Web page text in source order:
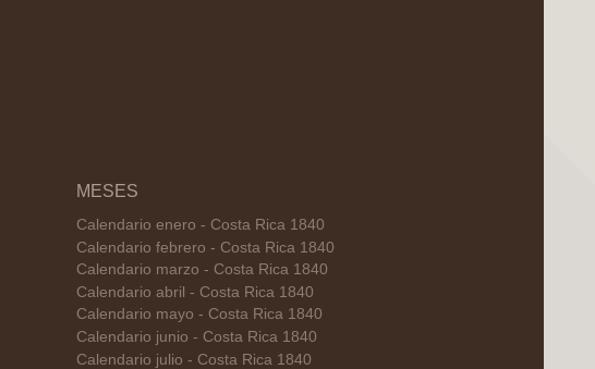
MESES
Calendario enero - Costa Rica 1840
Calendario febrero - Costa Rica 1840
Calendario marzo - Costa Rica 1840
Calendario abril - Costa Rica 1840
Calendario mayo - Costa Rica 1840
Calendario junio - Costa Rica 1840
Calendario julio - Costa Rica 1840